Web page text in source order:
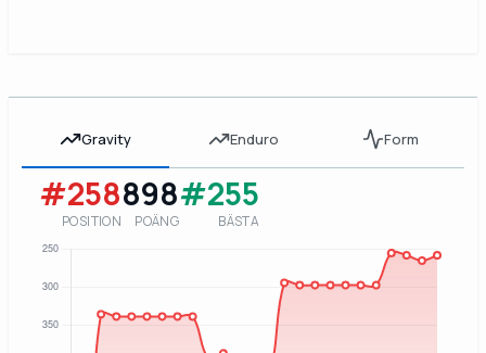
Gravity Enduro Form
#258
POSITION
898
POÄNG
#255
BÄSTA